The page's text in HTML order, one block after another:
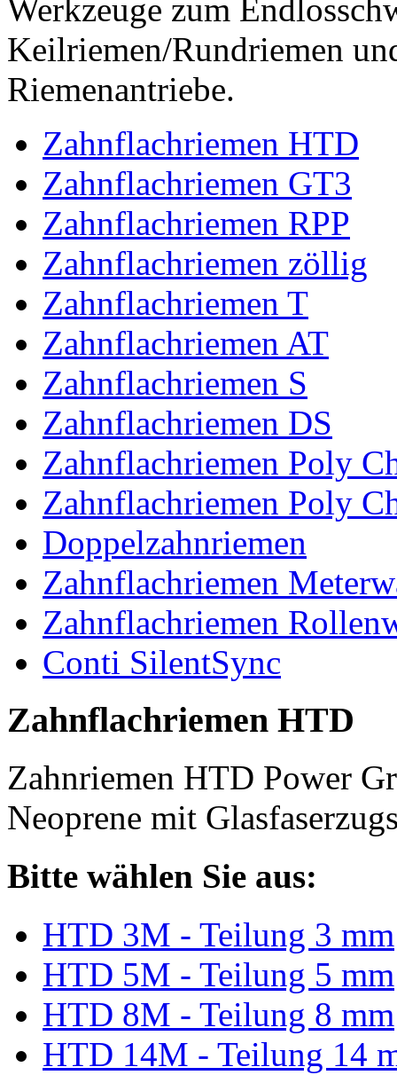
Werkzeuge zum
Keilriemen/Rundriemen
Riemenantriebe.
Zahnflachriemen HTD
Zahnflachriemen GT3
Zahnflachriemen RPP
Zahnflachriemen zöllig
Zahnflachriemen T
Zahnflachriemen AT
Zahnflachriemen S
Zahnflachriemen DS
Zahnflachriemen Poly
Zahnflachriemen Poly
Doppelzahnriemen
Zahnflachriemen
Zahnflachriemen
Conti SilentSync
Zahnflachriemen HTD
Zahnriemen HTD Power
Neoprene mit
Bitte wählen Sie aus:
HTD 3M - Teilung 3 mm
HTD 5M - Teilung 5 mm
HTD 8M - Teilung 8 mm
HTD 14M - Teilung 14